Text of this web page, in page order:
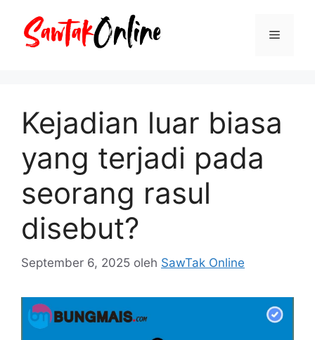
Menu
Kejadian luar biasa
yang terjadi pada
seorang rasul
disebut?
September 6, 2025 oleh SawTak Online